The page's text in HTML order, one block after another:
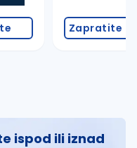
Zapratite
ispod ili iznad